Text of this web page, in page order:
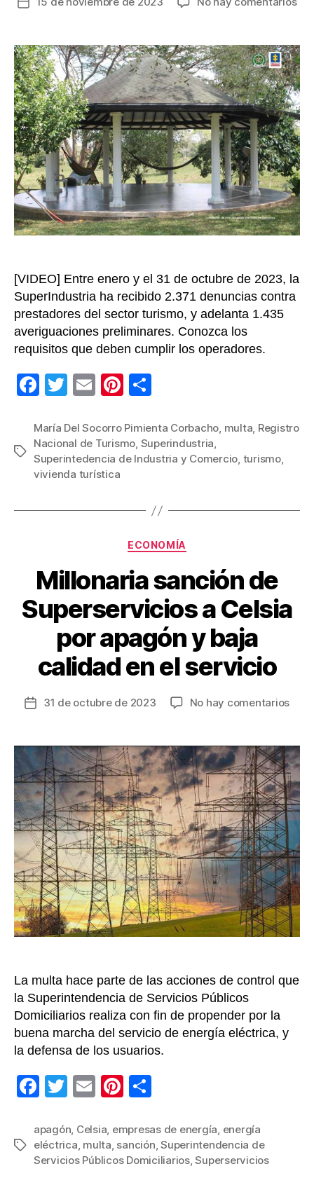
entrada
de
a
de
por
en
[VIDEO] Entre enero y el 31 de octubre de 2023, la
SuperIndustria ha recibido 2.371 denuncias contra
prestadores del sector turismo, y adelanta 1.435
averiguaciones preliminares. Conozca los
requisitos que deben cumplir los operadores.
F
c
e
b
o
T
tt
er
E
ail
Pi
er
e
m
p
Etiquetas
María Del Socorro Pimienta Corbacho, multa, Registro
Nacional de Turismo, Superindustria,
Superintedencia de Industria y Comercio, turismo,
vivienda turística
Categorías
ECONOMÍA
Millonaria sanción de
Superservicios a Celsia
por apagón y baja
calidad en el servicio
Fecha
entrada
31 de octubre de 2023 No hay comentariosen
de
a
por
baja
en
el
La multa hace parte de las acciones de control que
la Superintendencia de Servicios Públicos
Domiciliarios realiza con fin de propender por la
buena marcha del servicio de energía eléctrica, y
la defensa de los usuarios.
F
c
e
T
tt
er
E
ail
Pi
er
e
m
p
Etiquetas
apagón, Celsia, empresas de energía, energía
eléctrica, multa, sanción,Superintendencia de
Servicios Públicos Domiciliarios,Superservicios